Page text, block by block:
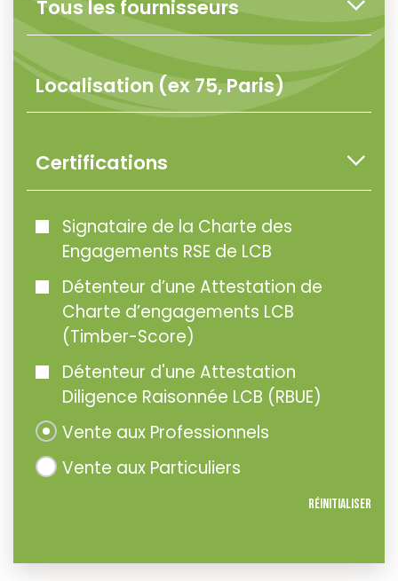
Certifications
Signataire de la Charte des
Engagements RSE de LCB
Détenteur d’une Attestation de
Charte d’engagements LCB
(Timber-Score)
Détenteur d'une Attestation
Diligence Raisonnée LCB (RBUE)
Vente aux Professionnels
Vente aux Particuliers
Réinitialiser